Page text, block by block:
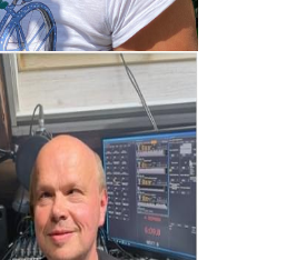
was los ist! Fränkisch